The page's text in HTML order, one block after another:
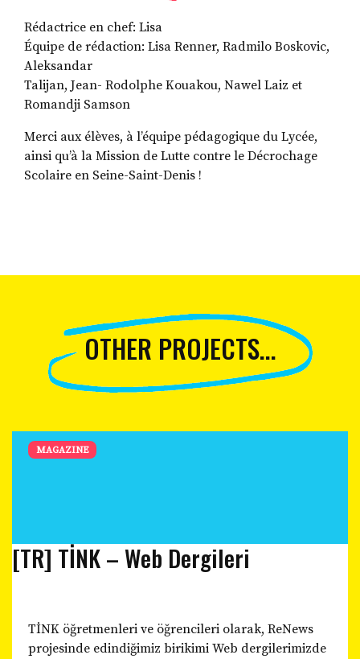
DearFlip WordPress
Flipbook Plugin Help
documentation.
Rédactrice en chef: Lisa
Équipe de rédaction: Lisa Renner, Radmilo Boskovic,
Aleksandar
Talijan, Jean- Rodolphe Kouakou, Nawel Laiz et
Romandji Samson
Merci aux élèves, à l’équipe pédagogique du Lycée,
ainsi qu’à la Mission de Lutte contre le Décrochage
Scolaire en Seine-Saint-Denis !
OTHER PROJECTS...
MAGAZINE
[TR] TİNK – Web Dergileri
TİNK öğretmenleri ve öğrencileri olarak, ReNews
projesinde edindiğimiz birikimi Web dergilerimizde